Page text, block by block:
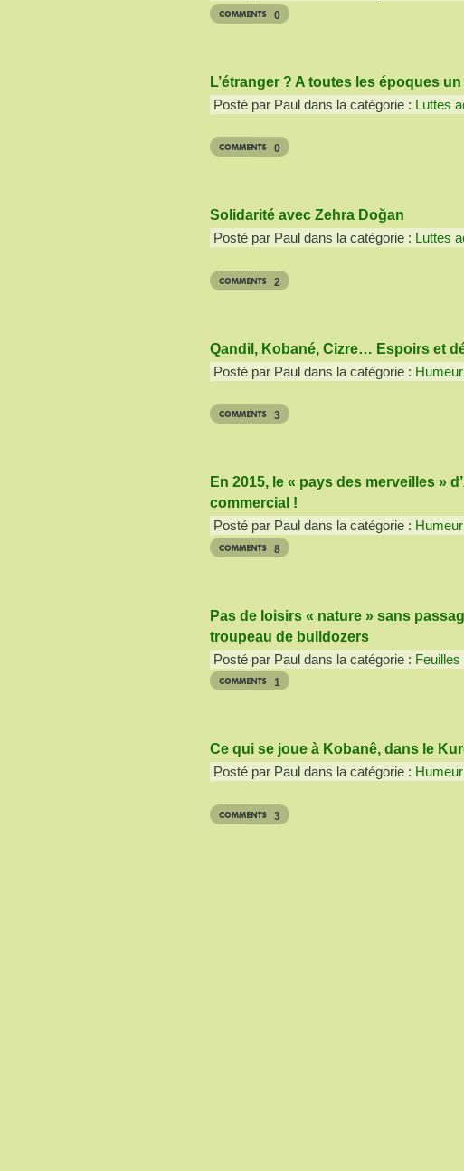
0
L’étranger ? A toutes les époques
Posté par Paul dans la catégorie : Luttes
0
Solidarité avec Zehra Doğan
Posté par Paul dans la catégorie : Luttes
2
Qandil, Kobané, Cizre… Espoirs et
Posté par Paul dans la catégorie :
3
En 2015, le « pays des merveilles »
commercial !
Posté par Paul dans la catégorie :
8
Pas de loisirs « nature » sans
troupeau de bulldozers
Posté par Paul dans la catégorie :
1
Ce qui se joue à Kobanê, dans le
Posté par Paul dans la catégorie :
3